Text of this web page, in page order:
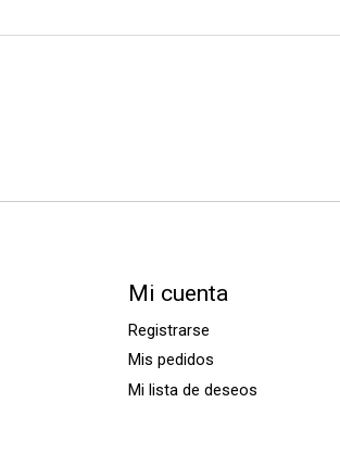
Mi cuenta
Registrarse
Mis pedidos
Mi lista de deseos